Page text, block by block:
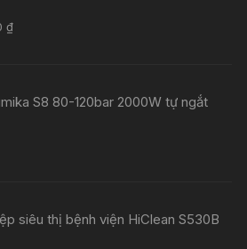
₫
S8 80-120bar 2000W tự ngắt
siêu thị bệnh viện HiClean S530B